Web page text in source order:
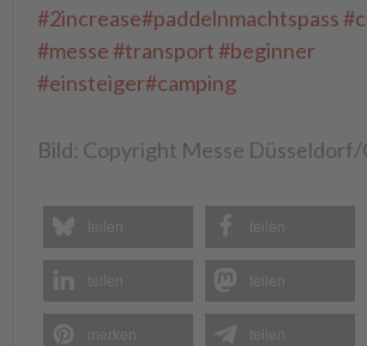
#2increase#paddelnmachtspass
#messe#transport#beginner
#einsteiger#camping
Bild: Copyright Messe Düsseldorf/